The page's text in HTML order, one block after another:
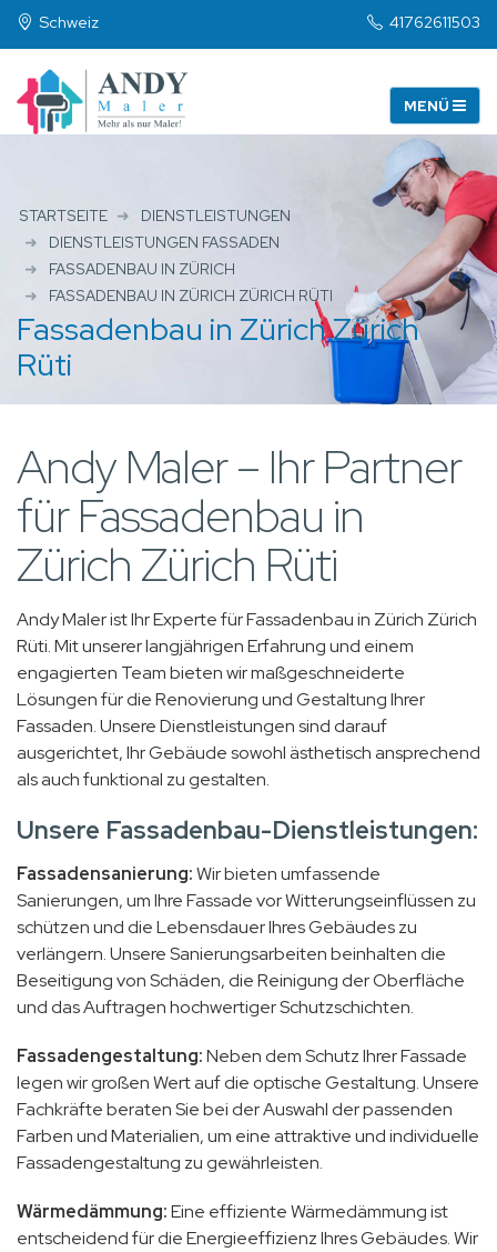
Schweiz 41762611503
STARTSEITE
DIENSTLEISTUNGEN
DIENSTLEISTUNGEN FASSADEN
FASSADENBAU IN ZÜRICH
FASSADENBAU IN ZÜRICH ZÜRICH RÜTI
Fassadenbau in Zürich Zürich
Rüti
Andy Maler – Ihr Partner
für Fassadenbau in
Zürich Zürich Rüti
Andy Maler ist Ihr Experte für Fassadenbau in Zürich Zürich
Rüti. Mit unserer langjährigen Erfahrung und einem
engagierten Team bieten wir maßgeschneiderte
Lösungen für die Renovierung und Gestaltung Ihrer
Fassaden. Unsere Dienstleistungen sind darauf
ausgerichtet, Ihr Gebäude sowohl ästhetisch ansprechend
als auch funktional zu gestalten.
Unsere Fassadenbau-Dienstleistungen:
Fassadensanierung:Wir bieten umfassende
Sanierungen, um Ihre Fassade vor Witterungseinflüssen zu
schützen und die Lebensdauer Ihres Gebäudes zu
verlängern. Unsere Sanierungsarbeiten beinhalten die
Beseitigung von Schäden, die Reinigung der Oberfläche
und das Auftragen hochwertiger Schutzschichten.
Fassadengestaltung:Neben dem Schutz Ihrer Fassade
legen wir großen Wert auf die optische Gestaltung. Unsere
Fachkräfte beraten Sie bei der Auswahl der passenden
Farben und Materialien, um eine attraktive und individuelle
Fassadengestaltung zu gewährleisten.
Wärmedämmung:Eine effiziente Wärmedämmung ist
entscheidend für die Energieeffizienz Ihres Gebäudes. Wir